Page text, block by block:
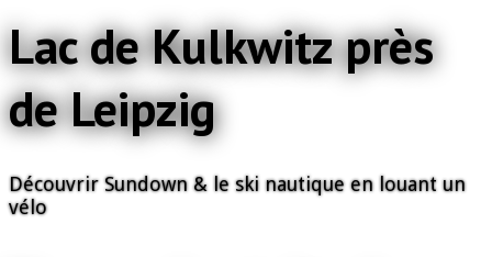
Lac de Kulkwitz près
de Leipzig
Découvrir Sundown & le ski nautique en louant un
vélo